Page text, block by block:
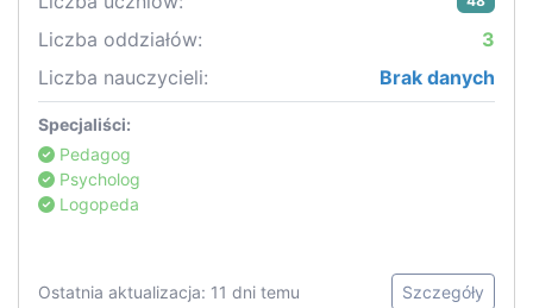
Liczba oddziałów:
3
Liczba nauczycieli:
Brak danych
Specjaliści:
Pedagog
Psycholog
Logopeda
Ostatnia aktualizacja: 11 dni temu Szczegóły